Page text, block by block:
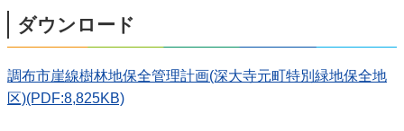
ダウンロード
調布市崖線樹林地保全管理計画(深大寺元町特別緑地保全地
区)(PDF:8,825KB)